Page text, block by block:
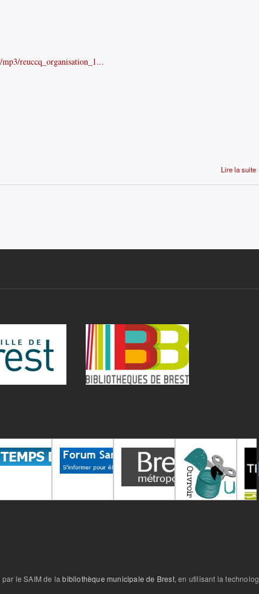
reuccq_organisation_1...
Lire la suite
par le SAIM de labibliothèque municipale de Brest, en utilisant la